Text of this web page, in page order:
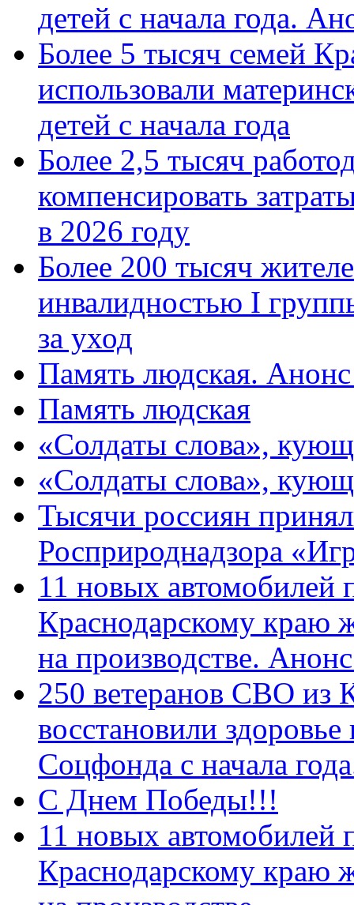
детей с начала года.
Более 5 тысяч семей
использовали
детей с начала года
Более 2,5 тысяч
компенсировать
в 2026 году
Более 200 тысяч
инвалидностью I
за уход
Память людская.
Память людская
«Солдаты слова»,
«Солдаты слова»,
Тысячи россиян
Росприроднадзора
11 новых автомобилей
Краснодарскому краю
на производстве.
250 ветеранов СВО из
восстановили
Соцфонда с начала
С Днем Победы!!!
11 новых автомобилей
Краснодарскому краю